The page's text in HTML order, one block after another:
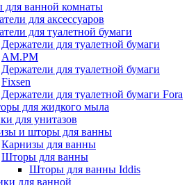
для ванной комнаты
для аксессуаров
для туалетной бумаги
Держатели для туалетной бумаги
AM.PM
Держатели для туалетной бумаги
Fixsen
Держатели для туалетной бумаги Fora
для жидкого мыла
для унитазов
и шторы для ванны
Карнизы для ванны
Шторы для ванны
Шторы для ванны Iddis
для ванной